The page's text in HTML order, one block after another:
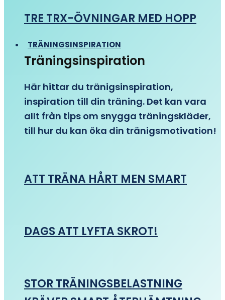
TRE TRX-ÖVNINGAR MED HOPP
TRÄNINGSINSPIRATION
Träningsinspiration
Här hittar du tränigsinspiration,
inspiration till din träning. Det kan vara
allt från tips om snygga träningskläder,
till hur du kan öka din tränigsmotivation!
ATT TRÄNA HÅRT MEN SMART
DAGS ATT LYFTA SKROT!
STOR TRÄNINGSBELASTNING